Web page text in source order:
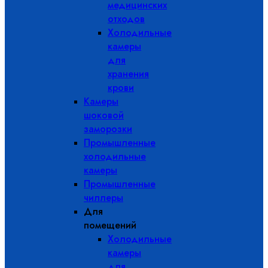
медицинских
отходов
Холодильные
камеры
для
хранения
крови
Камеры
шоковой
заморозки
Промышленные
холодильные
камеры
Промышленные
чиллеры
Для
помещений
Холодильные
камеры